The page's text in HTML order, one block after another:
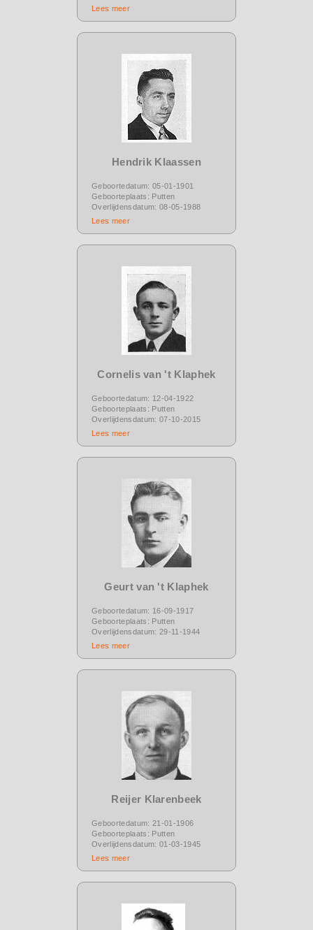
Lees meer
Hendrik Klaassen
Geboortedatum: 05-01-1901
Geboorteplaats: Putten
Overlijdensdatum: 08-05-1988
Lees meer
Cornelis van 't Klaphek
Geboortedatum: 12-04-1922
Geboorteplaats: Putten
Overlijdensdatum: 07-10-2015
Lees meer
Geurt van 't Klaphek
Geboortedatum: 16-09-1917
Geboorteplaats: Putten
Overlijdensdatum: 29-11-1944
Lees meer
Reijer Klarenbeek
Geboortedatum: 21-01-1906
Geboorteplaats: Putten
Overlijdensdatum: 01-03-1945
Lees meer